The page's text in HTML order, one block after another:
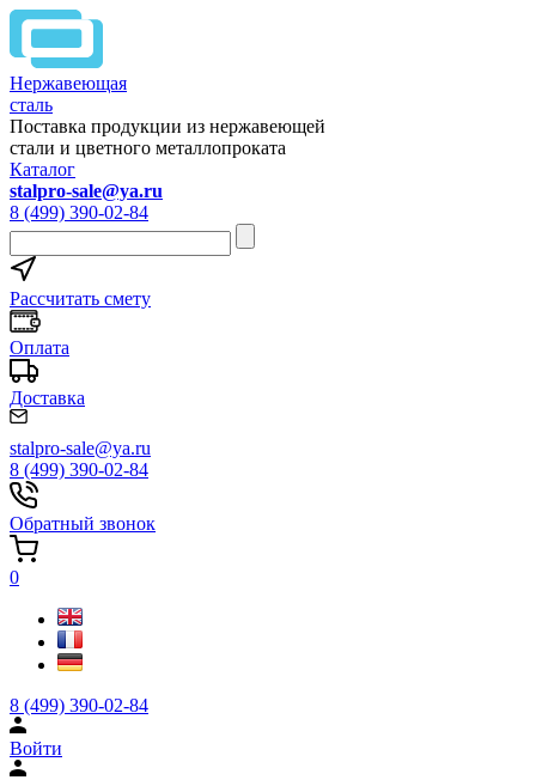
Нержавеющая
сталь
Поставка продукции из нержавеющей
стали и цветного металлопроката
Каталог
stalpro-sale@ya.ru
8 (499) 390-02-84
Рассчитать смету
Оплата
Доставка
stalpro-sale@ya.ru
8 (499) 390-02-84
Обратный звонок
0
8 (499) 390-02-84
Войти